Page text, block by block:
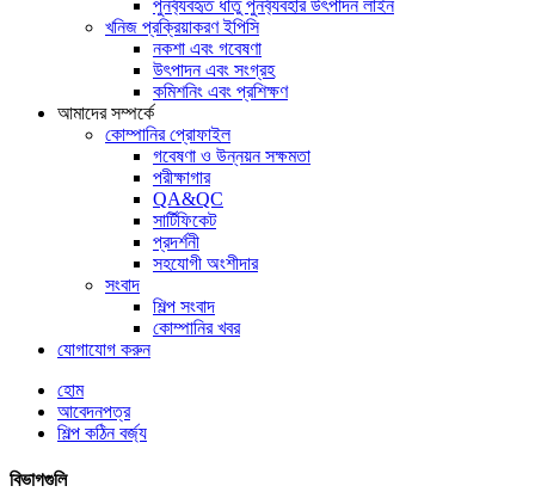
পুনর্ব্যবহৃত ধাতু পুনর্ব্যবহার উৎপাদন লাইন
খনিজ প্রক্রিয়াকরণ ইপিসি
নকশা এবং গবেষণা
উৎপাদন এবং সংগ্রহ
কমিশনিং এবং প্রশিক্ষণ
আমাদের সম্পর্কে
কোম্পানির প্রোফাইল
গবেষণা ও উন্নয়ন সক্ষমতা
পরীক্ষাগার
QA&QC
সার্টিফিকেট
প্রদর্শনী
সহযোগী অংশীদার
সংবাদ
শিল্প সংবাদ
কোম্পানির খবর
যোগাযোগ করুন
হোম
আবেদনপত্র
শিল্প কঠিন বর্জ্য
বিভাগগুলি